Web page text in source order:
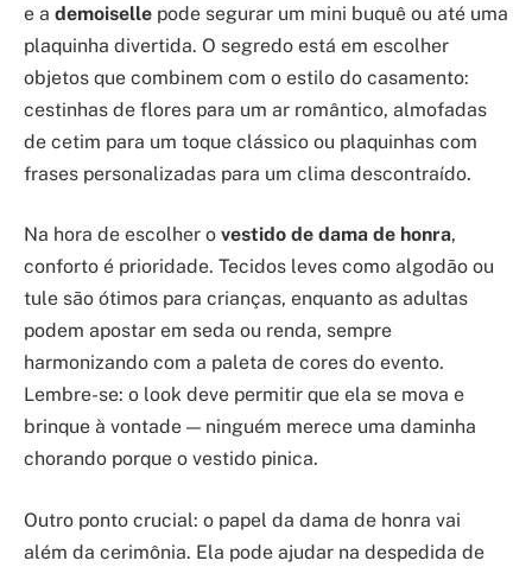
e a demoiselle pode segurar um mini buquê ou até uma
plaquinha divertida. O segredo está em escolher
objetos que combinem com o estilo do casamento:
cestinhas de flores para um ar romântico, almofadas
de cetim para um toque clássico ou plaquinhas com
frases personalizadas para um clima descontraído.
Na hora de escolher o vestido de dama de honra,
conforto é prioridade. Tecidos leves como algodão ou
tule são ótimos para crianças, enquanto as adultas
podem apostar em seda ou renda, sempre
harmonizando com a paleta de cores do evento.
Lembre-se: o look deve permitir que ela se mova e
brinque à vontade — ninguém merece uma daminha
chorando porque o vestido pinica.
Outro ponto crucial: o papel da dama de honra vai
além da cerimônia. Ela pode ajudar na despedida de